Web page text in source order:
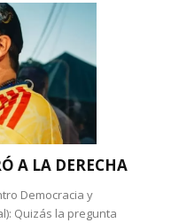
A LA DERECHA
Democracia y
Quizás la pregunta